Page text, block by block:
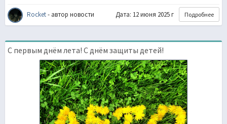
Rоcket- автор новости Подробнее
Дата: 12 июня 2025 г
С первым днём лета! С днём защиты детей!